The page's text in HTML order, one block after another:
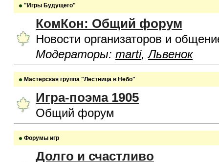
"Игры Будущего"
КомКон: Общий форум
Новости организаторов и
Модераторы: marti,Львенок
Мастерская группа "Лестница в Небо"
Игра-поэма 1905
Общий форум
Форумы игр
Долго и счастливо